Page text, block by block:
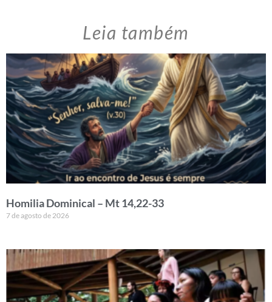
Leia também
Homilia Dominical – Mt 14,22-33
7 de agosto de 2026